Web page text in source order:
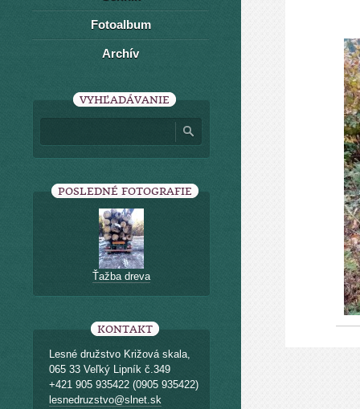
Fotoalbum
Archív
VYHĽADÁVANIE
POSLEDNÉ FOTOGRAFIE
Ťažba dreva
KONTAKT
Lesné družstvo Križová skala,
065 33 Veľký Lipník č.349
+421 905 935422 (0905 935422)
lesnedruzstvo@slnet.sk